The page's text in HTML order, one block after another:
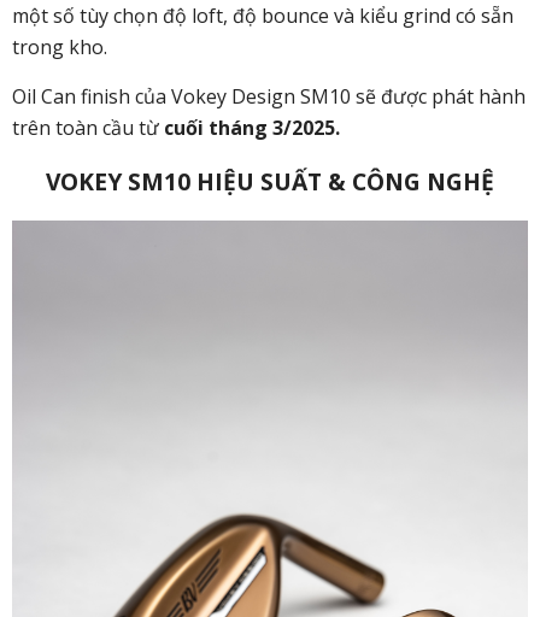
một số tùy chọn độ loft, độ bounce và kiểu grind có sẵn
trong kho.
Oil Can finish của Vokey Design SM10 sẽ được phát hành
trên toàn cầu từ cuối tháng 3/2025.
VOKEY SM10 HIỆU SUẤT & CÔNG NGHỆ